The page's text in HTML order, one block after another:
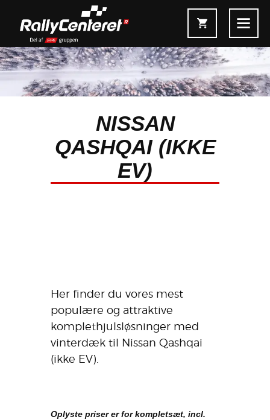
Shop
NISSAN
QASHQAI (IKKE
EV)
Her finder du vores mest
populære og attraktive
komplethjulsløsninger med
vinterdæk til Nissan Qashqai
(ikke EV).
Oplyste priser er for kompletsæt, incl.